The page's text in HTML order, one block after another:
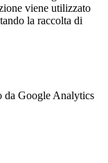
viene utilizzato
la raccolta di
da Google Analytics